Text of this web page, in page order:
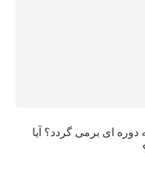
ای برمی گردد؟ آیا